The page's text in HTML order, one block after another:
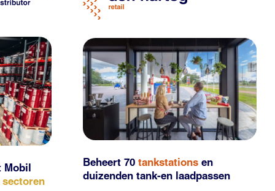
Mobil
Beheert 70tankstationsen
duizendentank-en laadpassen